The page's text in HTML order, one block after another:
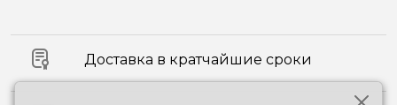
Доставка в кратчайшие сроки